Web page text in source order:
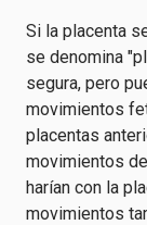
Si la placenta
se denomina
segura, pero
movimientos
placentas
movimientos
harían con la
movimientos